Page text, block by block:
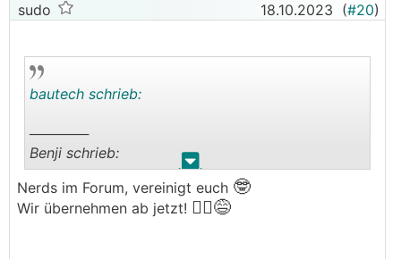
sudo 18.10.2023 (#20)
. .
bautech schrieb:
──────
Benji schrieb:
──────
sudo schrieb: 13,37 Cent/kWh
Nerds im Forum, vereinigt euch 🤓
Wir übernehmen ab jetzt! 🏴‍☠️😅